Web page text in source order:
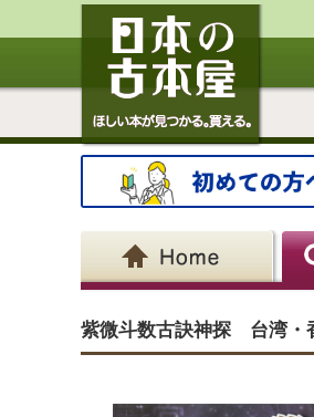
紫微斗数古訣神探 台湾・